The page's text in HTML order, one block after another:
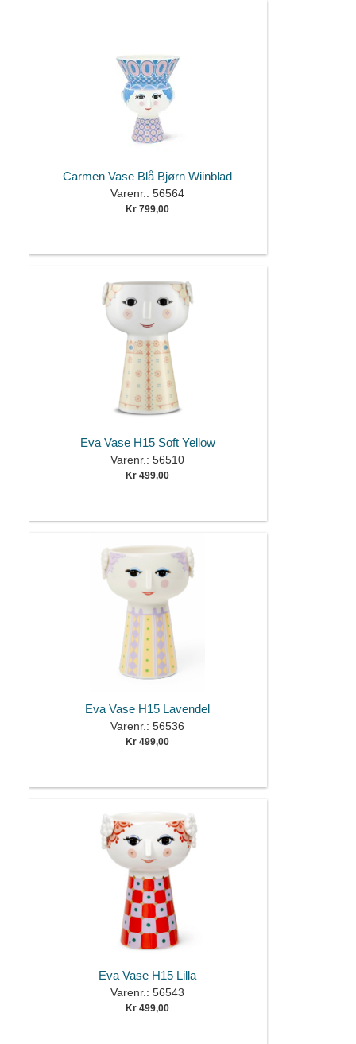
Carmen Vase Blå Bjørn Wiinblad
Varenr.: 56564
Kr 799,00
Eva Vase H15 Soft Yellow
Varenr.: 56510
Kr 499,00
Eva Vase H15 Lavendel
Varenr.: 56536
Kr 499,00
Eva Vase H15 Lilla
Varenr.: 56543
Kr 499,00